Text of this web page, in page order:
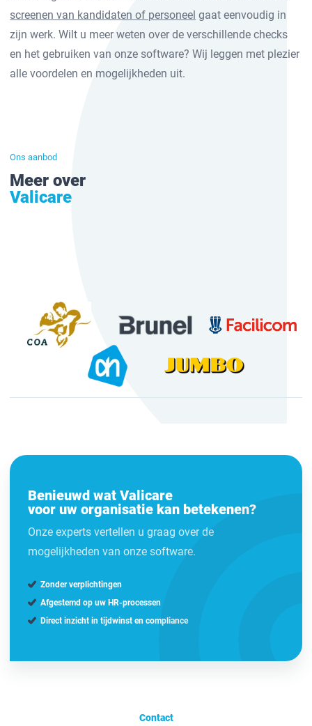
screenen van kandidaten of personeel gaat eenvoudig in
zijn werk. Wilt u meer weten over de verschillende checks
en het gebruiken van onze software? Wij leggen met plezier
alle voordelen en mogelijkheden uit.
Ons aanbod
Meer over
Valicare
Benieuwd wat Valicare
voor uw organisatie kan betekenen?
Onze experts vertellen u graag over de
mogelijkheden van onze software.
Zonder verplichtingen
Afgestemd op uw HR-processen
Direct inzicht in tijdwinst en compliance
Contact